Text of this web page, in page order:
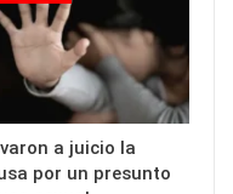
a juicio la
por un presunto